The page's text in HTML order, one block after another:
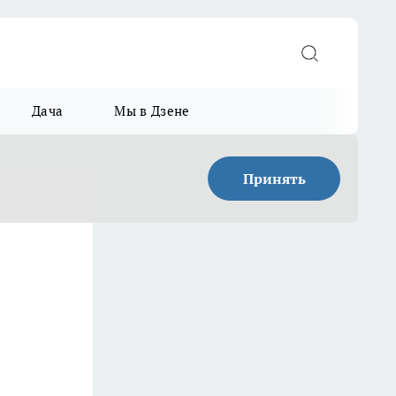
Дача Мы в Дзене
Принять